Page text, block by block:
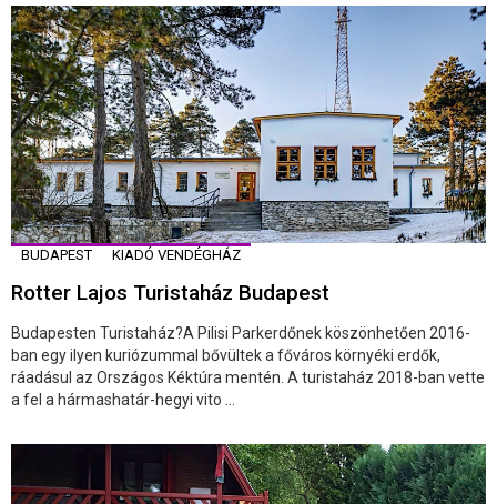
BUDAPEST KIADÓ VENDÉGHÁZ
Rotter Lajos Turistaház Budapest
Budapesten Turistaház?A Pilisi Parkerdőnek köszönhetően 2016-
ban egy ilyen kuriózummal bővültek a főváros környéki erdők,
ráadásul az Országos Kéktúra mentén. A turistaház 2018-ban vette
a fel a hármashatár-hegyi vito ...